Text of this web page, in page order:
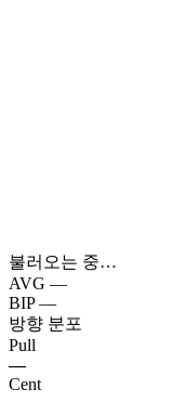
불러오는 중…
AVG —
BIP —
방향 분포
Pull
—
Cent